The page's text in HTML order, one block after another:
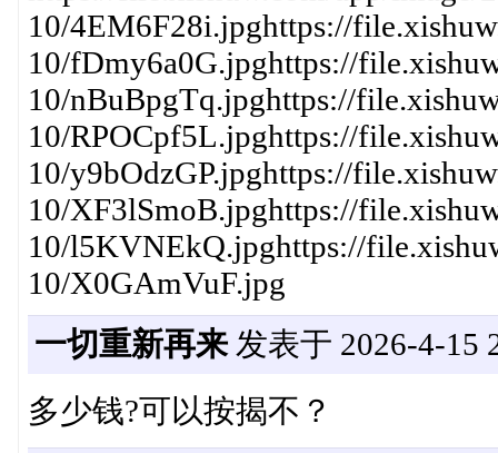
10/4EM6F28i.jpghttps://
10/fDmy6a0G.jpghttps://
10/nBuBpgTq.jpghttps://
10/RPOCpf5L.jpghttps://
10/y9bOdzGP.jpghttps://
10/XF3lSmoB.jpghttps://
10/l5KVNEkQ.jpghttps://
10/X0GAmVuF.jpg
一切重新再来发表于 2026-4-15
多少钱?可以按揭不？